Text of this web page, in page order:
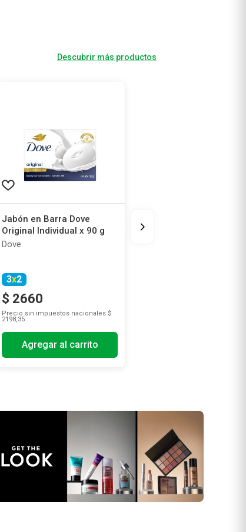
Descubrir más productos
Jabón en Barra Dove
Original Individual x 90 g
Dove
3x2
$ 2660
Precio sin impuestos nacionales $
2198,35
Agregar al carrito